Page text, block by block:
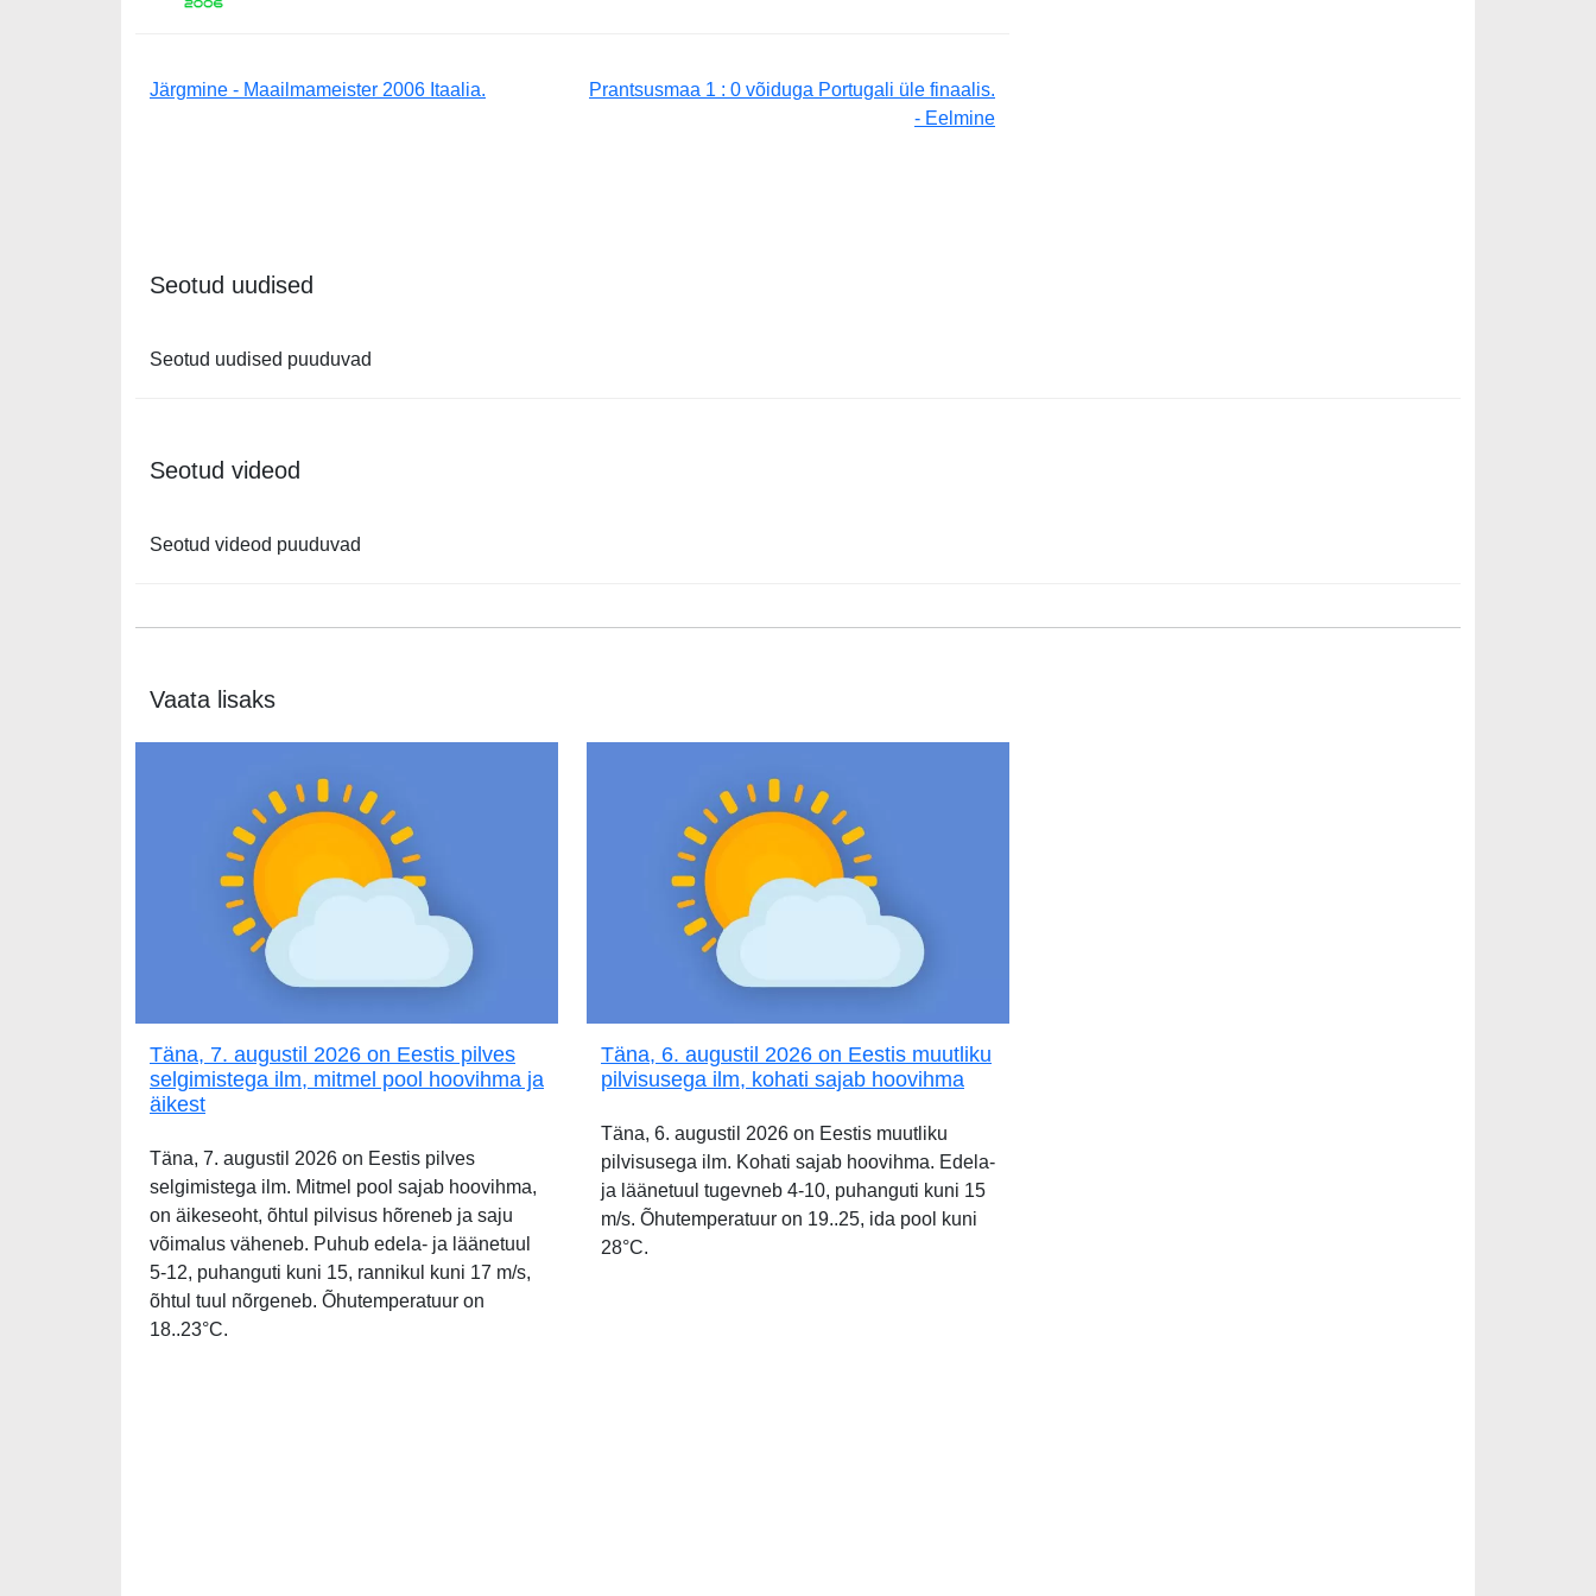
Järgmine - Maailmameister 2006 Itaalia.
Prantsusmaa 1 : 0 võiduga Portugali üle finaalis.
- Eelmine
Seotud uudised
Seotud uudised puuduvad
Seotud videod
Seotud videod puuduvad
Vaata lisaks
Täna, 7. augustil 2026 on Eestis pilves
selgimistega ilm, mitmel pool hoovihma ja
äikest
Täna, 7. augustil 2026 on Eestis pilves
selgimistega ilm. Mitmel pool sajab hoovihma,
on äikeseoht, õhtul pilvisus hõreneb ja saju
võimalus väheneb. Puhub edela- ja läänetuul
5-12, puhanguti kuni 15, rannikul kuni 17 m/s,
õhtul tuul nõrgeneb. Õhutemperatuur on
18..23°C.
Täna, 6. augustil 2026 on Eestis muutliku
pilvisusega ilm, kohati sajab hoovihma
Täna, 6. augustil 2026 on Eestis muutliku
pilvisusega ilm. Kohati sajab hoovihma. Edela-
ja läänetuul tugevneb 4-10, puhanguti kuni 15
m/s. Õhutemperatuur on 19..25, ida pool kuni
28°C.